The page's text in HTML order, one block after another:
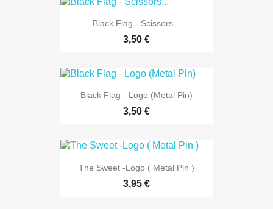
Black Flag - Scissors...
3,50 €
Black Flag - Logo (Metal Pin)
3,50 €
The Sweet -Logo ( Metal Pin )
3,95 €